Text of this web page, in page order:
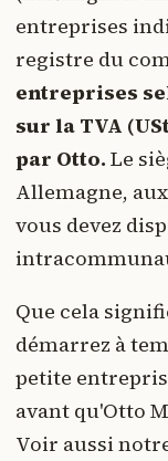
entreprises
registre du
entreprises
sur la TVA
par Otto. Le
Allemagne,
vous devez
Que cela
démarrez à
petite
avant qu'Otto
Voir aussi